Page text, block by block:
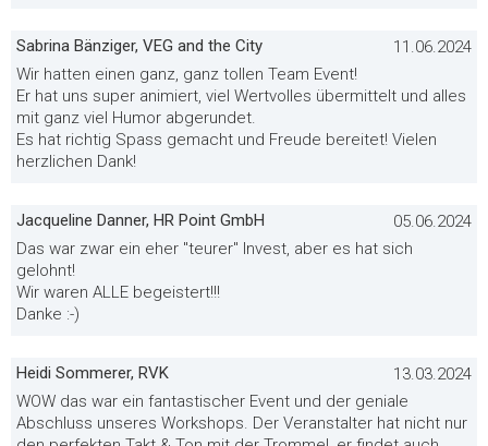
Sabrina Bänziger, VEG and the City
11.06.2024
Wir hatten einen ganz, ganz tollen Team Event!
Er hat uns super animiert, viel Wertvolles übermittelt und alles
mit ganz viel Humor abgerundet.
Es hat richtig Spass gemacht und Freude bereitet! Vielen
herzlichen Dank!
Jacqueline Danner, HR Point GmbH
05.06.2024
Das war zwar ein eher "teurer" Invest, aber es hat sich
gelohnt!
Wir waren ALLE begeistert!!!
Danke :-)
Heidi Sommerer, RVK
13.03.2024
WOW das war ein fantastischer Event und der geniale
Abschluss unseres Workshops. Der Veranstalter hat nicht nur